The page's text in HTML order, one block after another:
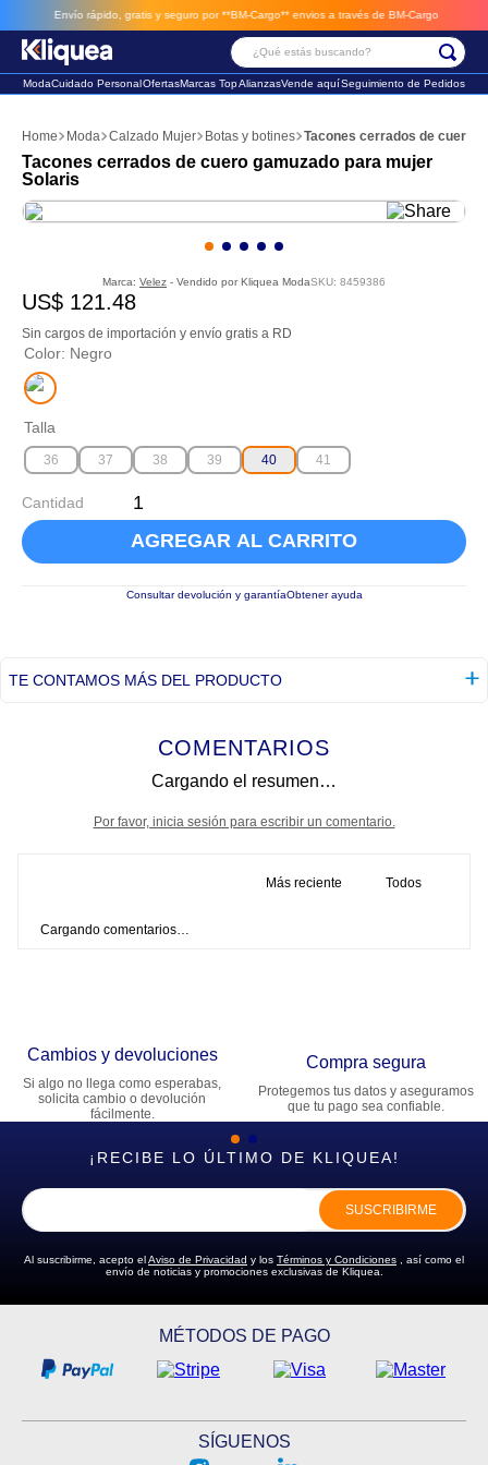
Envío rápido, gratis y seguro por **BM-Cargo** envios a través de BM-Cargo
¿Qué estás buscando?
ModaCuidado PersonalOfertasMarcas TopAlianzasVende aquíSeguimiento de Pedidos
Moda Calzado Mujer Botas y botines Tacones cerrados de cuero
Tacones cerrados de cuero gamuzado para mujer
Solaris
Marca: Velez - Vendido por Kliquea ModaSKU: 8459386
US$ 121.48
Sin cargos de importación y envío gratis a RD
Color: Negro
Talla
36 37 38 39 40 41
Cantidad
AGREGAR AL CARRITO
Consultar devolución y garantíaObtener ayuda
TE CONTAMOS MÁS DEL PRODUCTO
COMENTARIOS
Cargando el resumen…
Por favor, inicia sesión para escribir un comentario.
Más reciente Todos
Cargando comentarios…
Cambios y devoluciones
Si algo no llega como esperabas,
solicita cambio o devolución
fácilmente.
Compra segura
Protegemos tus datos y aseguramos
que tu pago sea confiable.
¡RECIBE LO ÚLTIMO DE KLIQUEA!
SUSCRIBIRME
Al suscribirme, acepto elAviso de Privacidad y los Términos y Condiciones , así como el
envío de noticias y promociones exclusivas de Kliquea.
MÉTODOS DE PAGO
SÍGUENOS
2. sandalia
3. futbol